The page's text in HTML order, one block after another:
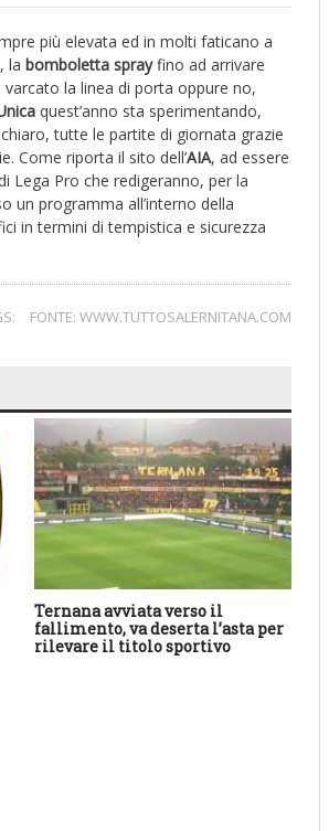
più elevata ed in molti faticano a
la bomboletta sprayfino ad arrivare
la linea di porta oppure no,
quest’anno sta sperimentando,
tutte le partite di giornata grazie
Come riporta il sito dell’AIA, ad essere
Lega Pro che redigeranno, per la
programma all’interno della
in termini di tempistica e sicurezza
FONTE: WWW.TUTTOSALERNITANA.COM
Ternana avviata verso il
fallimento, va deserta l’asta per
rilevare il titolo sportivo